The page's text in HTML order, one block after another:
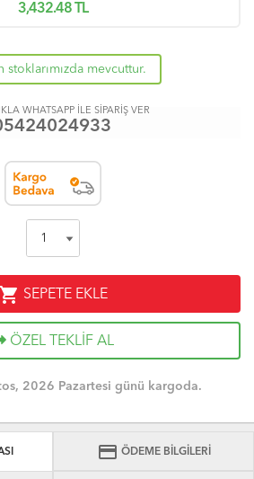
3,432.48 TL
stoklarımızda mevcuttur.
WHATSAPP İLE SİPARİŞ VER
shopping_cart SEPETE EKLE
ÖZEL TEKLİF AL
2026 Pazartesi günü kargoda.
credit_card ÖDEME BİLGİLERİ